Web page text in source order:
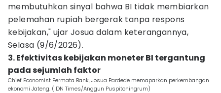
membutuhkan sinyal bahwa BI tidak membiarkan
pelemahan rupiah bergerak tanpa respons
kebijakan," ujar Josua dalam keterangannya,
Selasa (9/6/2026).
3. Efektivitas kebijakan moneter BI tergantung
pada sejumlah faktor
Chief Economist Permata Bank, Josua Pardede memaparkan perkembangan
ekonomi Jateng. (IDN Times/Anggun Puspitoningrum)